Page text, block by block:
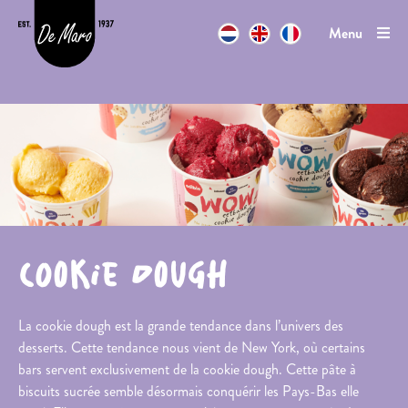
Menu
Bake-
appareils
Cookie
pucks
Cookie
rolls
Vegan
Cookies
vegan
Cake
vegan
Contact
Cookie dough
La cookie dough est la grande tendance dans l’univers des
desserts. Cette tendance nous vient de New York, où certains
bars servent exclusivement de la cookie dough. Cette pâte à
biscuits sucrée semble désormais conquérir les Pays-Bas elle